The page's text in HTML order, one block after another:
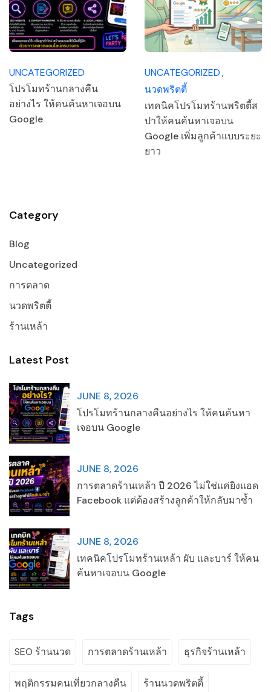
UNCATEGORIZED
โปรโมทร้านกลางคืน
อย่างไร ให้คนค้นหาเจอบน
Google
UNCATEGORIZED
นวดพริตตี้
เทคนิคโปรโมทร้านพริตตี้ส
ปาให้คนค้นหาเจอบน
Google เพิ่มลูกค้าแบบระยะ
ยาว
Category
Blog
Uncategorized
การตลาด
นวดพริตตี้
ร้านเหล้า
Latest Post
JUNE 8, 2026
โปรโมทร้านกลางคืนอย่างไร ให้คนค้นหา
เจอบน Google
JUNE 8, 2026
การตลาดร้านเหล้า ปี 2026 ไม่ใช่แค่ยิงแอด
Facebook แต่ต้องสร้างลูกค้าให้กลับมาซ้ำ
JUNE 8, 2026
เทคนิคโปรโมทร้านเหล้า ผับ และบาร์ ให้คน
ค้นหาเจอบน Google
Tags
SEO ร้านนวด การตลาดร้านเหล้า ธุรกิจร้านเหล้า
พฤติกรรมคนเที่ยวกลางคืน ร้านนวดพริตตี้